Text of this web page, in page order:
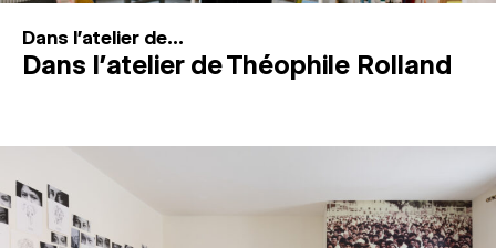
Dans l'atelier de...
Dans l’atelier de Théophile Rolland